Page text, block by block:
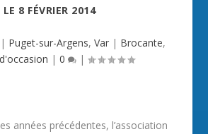
LE 8 FÉVRIER 2014
Puget-sur-Argens, Var| Brocante,
| 0 |
années précédentes, l’association